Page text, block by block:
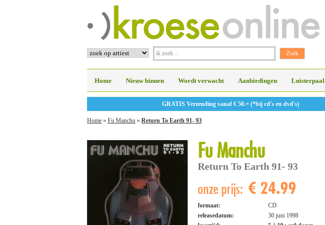
Home Nieuw binnen Wordt verwacht Aanbiedingen Luisterpaal
GRATIS Verzending vanaf € 50.= (*bij cd's en dvd's)
Home » Fu Manchu » Return To Earth 91- 93
Fu Manchu
Return To Earth 91- 93
onze prijs: € 24.99
formaat:
CD
releasedatum:
30 juni 1998